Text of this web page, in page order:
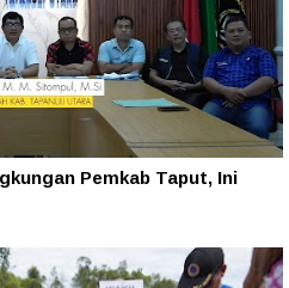
Pemkab Taput, Ini